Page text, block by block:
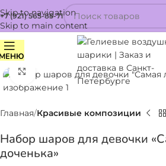
Skip to navigation
Skip to main content
+7 (921) 565-85-71
Нажмите, чтобы увеличить
Главная Красивые композиции
Набор шаров для девочки
доченька»